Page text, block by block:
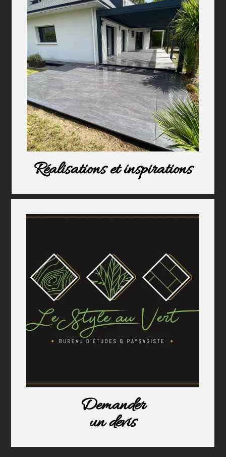
Réalisations et inspirations
Demander
un devis